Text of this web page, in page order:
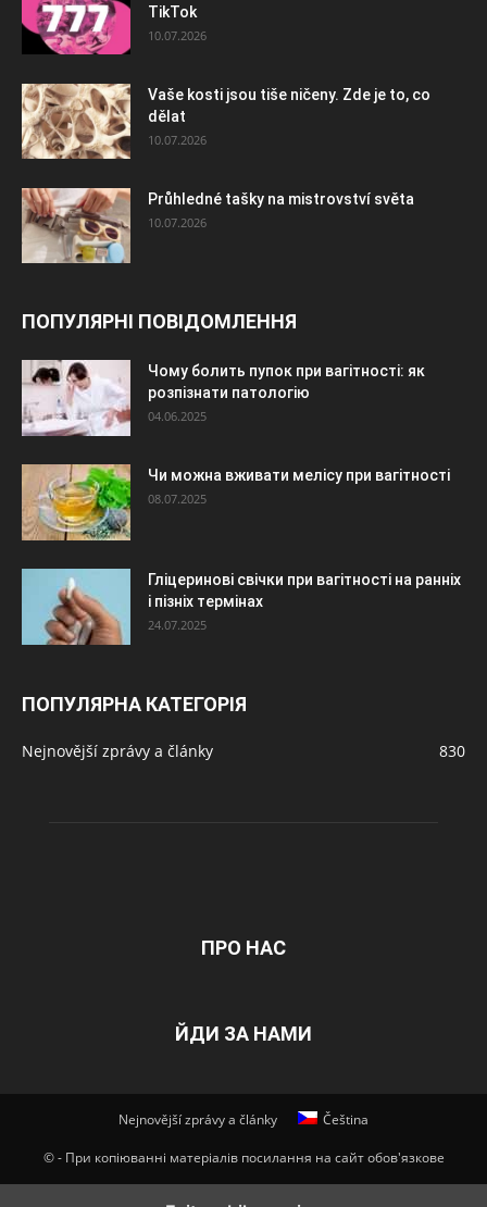
TikTok
10.07.2026
Vaše kosti jsou tiše ničeny. Zde je to, co
dělat
10.07.2026
Průhledné tašky na mistrovství světa
10.07.2026
ПОПУЛЯРНІ ПОВІДОМЛЕННЯ
Чому болить пупок при вагітності: як
розпізнати патологію
04.06.2025
Чи можна вживати мелісу при вагітності
08.07.2025
Гліцеринові свічки при вагітності на ранніх
і пізніх термінах
24.07.2025
ПОПУЛЯРНА КАТЕГОРІЯ
Nejnovější zprávy a články 830
ПРО НАС
ЙДИ ЗА НАМИ
Nejnovější zprávy a články Čeština
© - При копіюванні матеріалів посилання на сайт обов'язкове